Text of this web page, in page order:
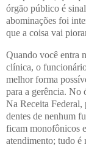
órgão público é
abominações foi
que a coisa vai
Quando você entra
clínica, o
melhor forma
para a gerência. No
Na Receita Federal,
dentes de nenhum
ficam monofônicos
atendimento; tudo é